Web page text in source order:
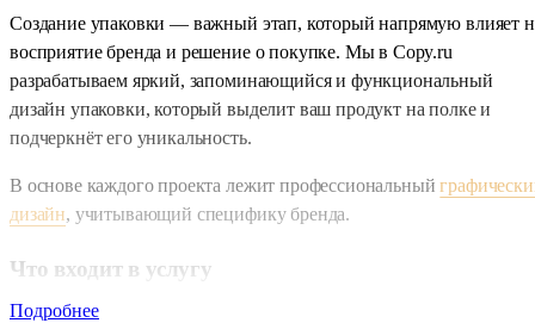
Создание упаковки — важный этап, который напрямую влияет
восприятие бренда и решение о покупке. Мы в Copy.ru
разрабатываем яркий, запоминающийся и функциональный
дизайн упаковки, который выделит ваш продукт на полке и
подчеркнёт его уникальность.
В основе каждого проекта лежит профессиональный
дизайн, учитывающий специфику бренда.
Что входит в услугу
Подробнее